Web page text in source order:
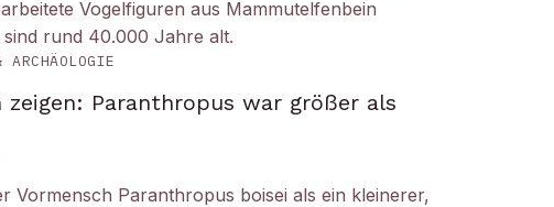
Vogelfiguren aus Mammutelfenbein
sind rund 40.000 Jahre alt.
ARCHÄOLOGIE
zeigen: Paranthropus war größer als
Vormensch Paranthropus boisei als ein kleinerer,